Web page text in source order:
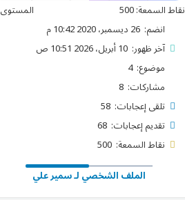
نقاط السمعة: 500
المستوى 3
انضم: 26 ديسمبر، 2020 10:42 م
آخر ظهور: 10 أبريل، 2026 10:51 ص
موضوع: 4
مشاركات: 8
تلقى إعجابات: 58
تقديم إعجابات: 68
نقاط السمعة: 500
الملف الشخصي لـ سمير علي